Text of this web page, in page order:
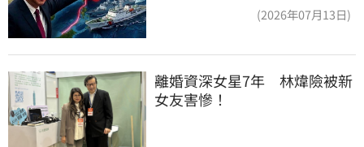
(2026年07月13日)
離婚資深女星7年　林煒險被新
女友害慘！